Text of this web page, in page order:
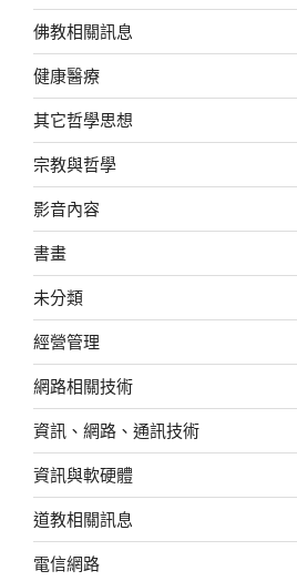
佛教相關訊息
健康醫療
其它哲學思想
宗教與哲學
影音內容
書畫
未分類
經營管理
網路相關技術
資訊、網路、通訊技術
資訊與軟硬體
道教相關訊息
電信網路